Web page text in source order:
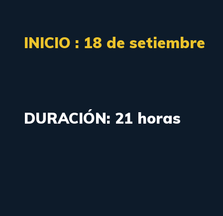
INICIO : 18 de setiembre
DURACIÓN: 21 horas